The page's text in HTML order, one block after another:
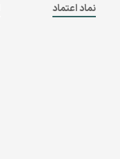
نماد اعتماد